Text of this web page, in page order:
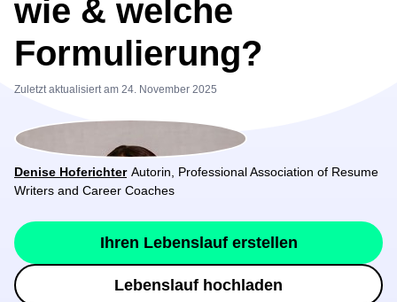
wie & welche
Formulierung?
Zuletzt aktualisiert am 24. November 2025
Denise Hoferichter Autorin, Professional Association of Resume
Writers and Career Coaches
Ihren Lebenslauf erstellen
Lebenslauf hochladen